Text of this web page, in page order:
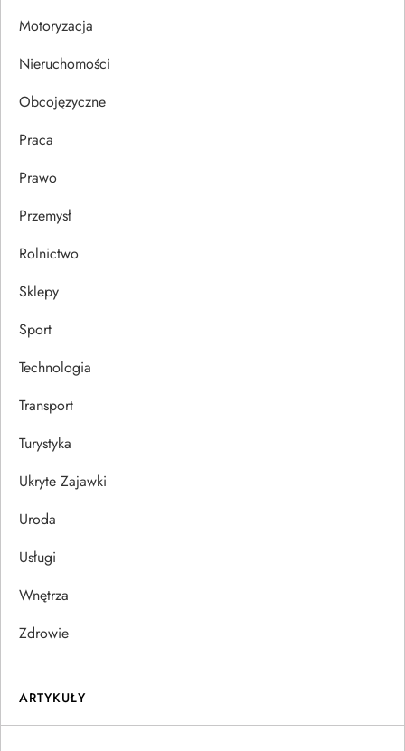
u
Motoryzacja
Nieruchomości
Obcojęzyczne
Praca
Prawo
Przemysł
Rolnictwo
Sklepy
Sport
Technologia
Transport
Turystyka
Ukryte Zajawki
Uroda
Usługi
Wnętrza
Zdrowie
ARTYKUŁY